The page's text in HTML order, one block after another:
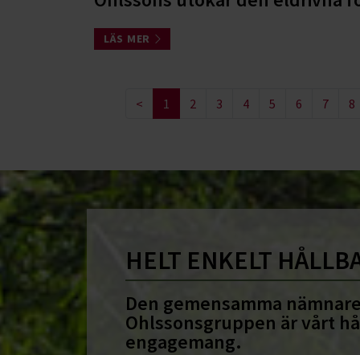
LÄS MER
< 1 2 3 4 5 6 7 8
HELT ENKELT
Den gemensamma
Ohlssonsgruppen är vårt
engagemang.